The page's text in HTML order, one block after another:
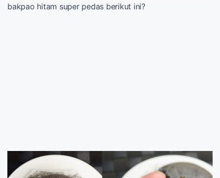
bakpao hitam super pedas berikut ini?